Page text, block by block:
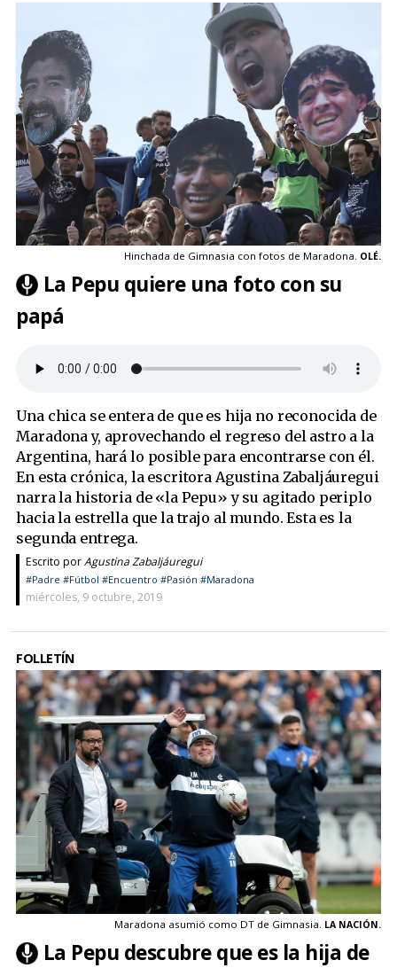
Hinchada de Gimnasia con fotos de Maradona. OLÉ.
La Pepu quiere una foto con su
papá
Una chica se entera de que es hija no reconocida de
Maradona y, aprovechando el regreso del astro a la
Argentina, hará lo posible para encontrarse con él.
En esta crónica, la escritora Agustina Zabaljáuregui
narra la historia de «la Pepu» y su agitado periplo
hacia la estrella que la trajo al mundo. Esta es la
segunda entrega.
Escrito porAgustina Zabaljáuregui
#Padre #Fútbol #Encuentro #Pasión #Maradona
miércoles, 9 octubre, 2019
FOLLETÍN
Maradona asumió como DT de Gimnasia. LA NACIÓN.
La Pepu descubre que es la hija de